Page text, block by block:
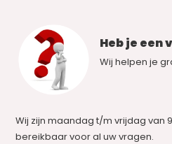
Heb je een
Wij helpen je
Wij zijn maandag t/m vrijdag van
bereikbaar voor al uw vragen.